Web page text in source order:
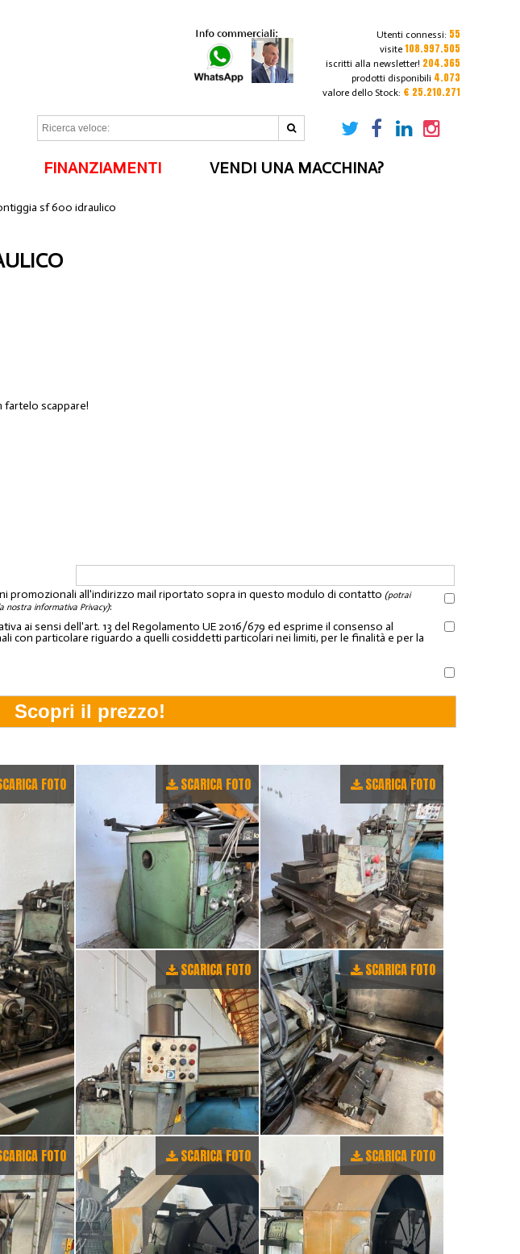
Utenti connessi: 55
visite 108.997.505
iscritti alla newsletter! 204.365
prodotti disponibili 4.073
valore dello Stock: € 25.210.271
FINANZIAMENTI
VENDI UNA MACCHINA?
sf 600 idraulico
scappare!
promozionali all'indirizzo mail riportato sopra in questo modulo di contatto (potrai
nostra informativa Privacy):
ai sensi dell'art. 13 del Regolamento UE 2016/679 ed esprime il consenso al
con particolare riguardo a quelli cosiddetti particolari nei limiti, per le finalità e per la
FOTO SCARICA FOTO SCARICA FOTO
SCARICA FOTO SCARICA FOTO
FOTO SCARICA FOTO SCARICA FOTO